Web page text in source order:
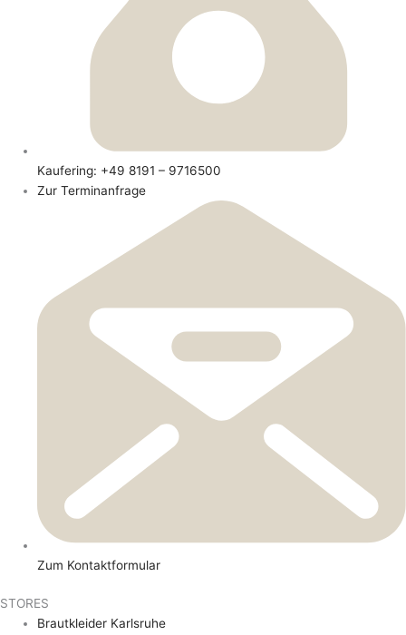
Kaufering: +49 8191 – 9716500
Zur Terminanfrage
Zum Kontaktformular
STORES
Brautkleider Karlsruhe